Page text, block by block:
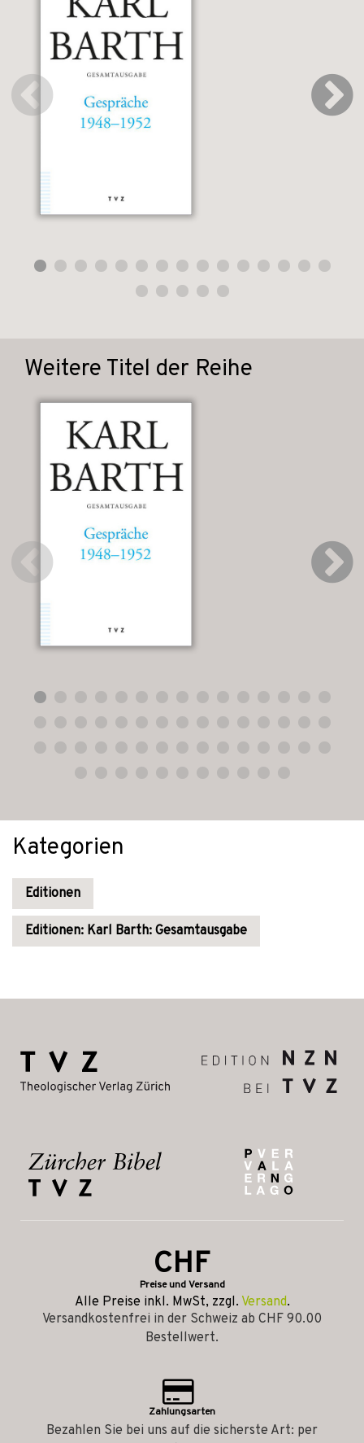
Weitere Titel der Reihe
Kategorien
Editionen
Editionen: Karl Barth: Gesamtausgabe
CHF
Preise und Versand
Alle Preise inkl. MwSt, zzgl. Versand.
Versandkostenfrei in der Schweiz ab CHF 90.00
Bestellwert.
Zahlungsarten
Bezahlen Sie bei uns auf die sicherste Art: per